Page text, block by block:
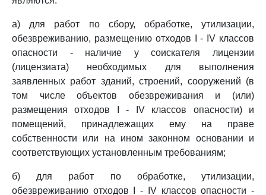
а) для работ по сбору, обработке, утилизации,
обезвреживанию, размещению отходов I - IV классов
опасности - наличие у соискателя лицензии
(лицензиата) необходимых для выполнения
заявленных работ зданий, строений, сооружений (в
том числе объектов обезвреживания и (или)
размещения отходов I - IV классов опасности) и
помещений, принадлежащих ему на праве
собственности или на ином законном основании и
соответствующих установленным требованиям;
б) для работ по обработке, утилизации,
обезвреживанию отходов I - IV классов опасности -